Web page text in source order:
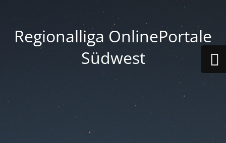
Regionalliga OnlinePortale
Südwest